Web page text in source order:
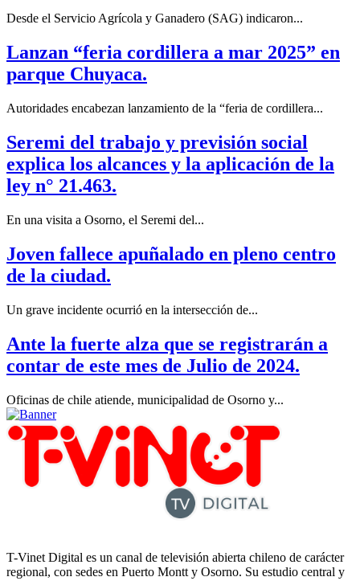
Desde el Servicio Agrícola y Ganadero (SAG) indicaron...
Lanzan “feria cordillera a mar 2025” en
parque Chuyaca.
Autoridades encabezan lanzamiento de la “feria de cordillera...
Seremi del trabajo y previsión social
explica los alcances y la aplicación de la
ley n° 21.463.
En una visita a Osorno, el Seremi del...
Joven fallece apuñalado en pleno centro
de la ciudad.
Un grave incidente ocurrió en la intersección de...
Ante la fuerte alza que se registrarán a
contar de este mes de Julio de 2024.
Oficinas de chile atiende, municipalidad de Osorno y...
T-Vinet Digital es un canal de televisión abierta chileno de carácter
regional, con sedes en Puerto Montt y Osorno. Su estudio central y